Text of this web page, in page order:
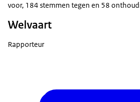
voor, 184 stemmen tegen en 58
Welvaart
Rapporteur